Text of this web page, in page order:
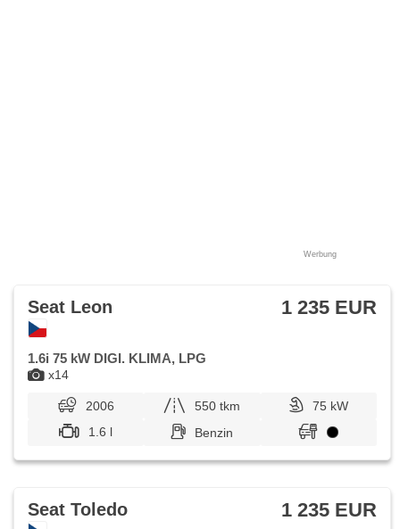
Werbung
x14
Seat Leon 1 235 EUR
1.6i 75 kW DIGI. KLIMA, LPG
2006 550 tkm
75 kW
1.6 l
Benzin
Seat Toledo 1 235 EUR